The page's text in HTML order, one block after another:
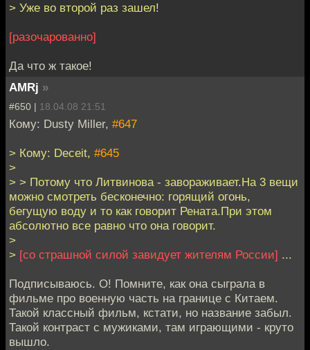
> Уже во второй раз зашел!
[разочарованно]
Да что ж такое!
AMRj »
#650 | 18.04.08 21:51
Кому: Dusty Miller, #647
> Кому: Deceit, #645
>
> > Потому что Литвинова - завораживает.На 3 вещи
можно смотреть бесконечно: горящий огонь,
бегущую воду и то как говорит Рената.При этом
абсолютно все равно что она говорит.
>
> [со страшной силой завидует жителям России] ...
Подписываюсь. О! Помните, как она сыграла в
фильме про военную часть на границе с Китаем.
Такой классный фильм, кстати, но название забыл.
Такой контраст с мужиками, там играющими - круто
вышло.